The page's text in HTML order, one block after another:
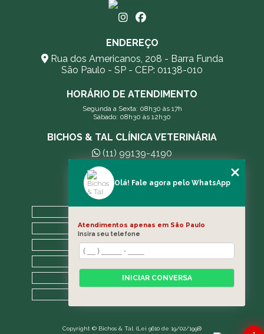
ENDEREÇO
Rua dos Americanos, 208 - Barra Funda
São Paulo - SP - CEP: 01138-010
HORÁRIO DE ATENDIMENTO
Segunda a Sexta: 08h30 às 17h
Sábado: 08h30 às 12h30
BICHOS & TAL CLÍNICA VETERINÁRIA
(11) 99139-4190
andreleecitti5@gmail.com
A CLÍNICA
BLOG
CONTATO
CATEGORIAS
Copyright © Bichos & Tal. (Lei 9610 de 19/02/1998)
Olá! Fale agora pelo WhatsApp
Atendimentos apenas em São Paulo
Insira seu telefone
INICIAR CONVERSA